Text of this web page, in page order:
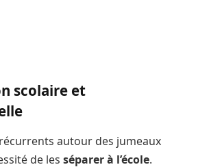
scolaire et
récurrents autour des jumeaux
de les séparer à l’école.